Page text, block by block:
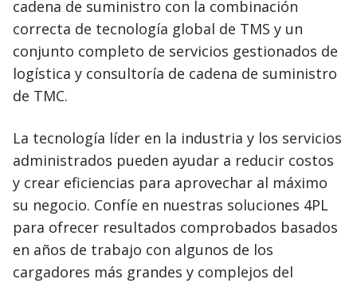
cadena de suministro con la combinación
correcta de tecnología global de TMS y un
conjunto completo de servicios gestionados de
logística y consultoría de cadena de suministro
de TMC.
La tecnología líder en la industria y los servicios
administrados pueden ayudar a reducir costos
y crear eficiencias para aprovechar al máximo
su negocio. Confíe en nuestras soluciones 4PL
para ofrecer resultados comprobados basados
en años de trabajo con algunos de los
cargadores más grandes y complejos del